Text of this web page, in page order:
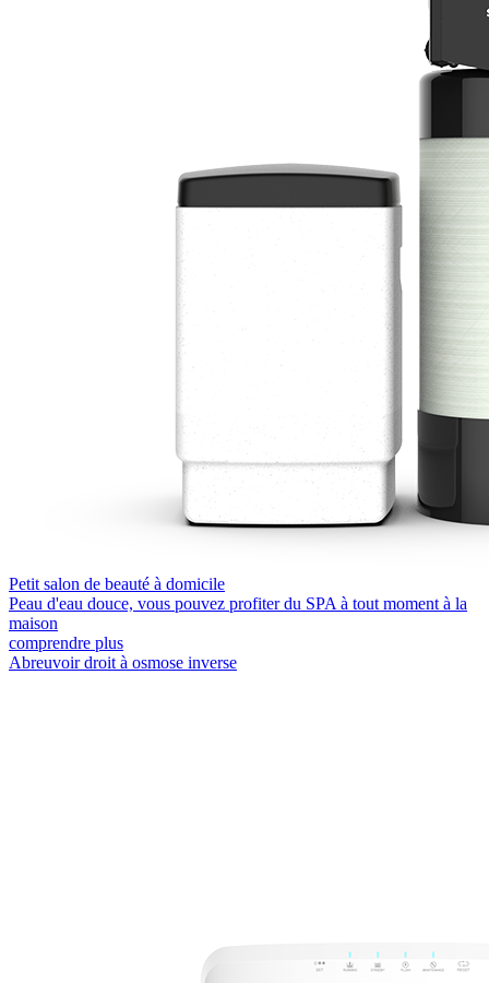
Petit salon de beauté à domicile
Peau d'eau douce, vous pouvez profiter du SPA à tout moment à la
maison
comprendre plus
Abreuvoir droit à osmose inverse